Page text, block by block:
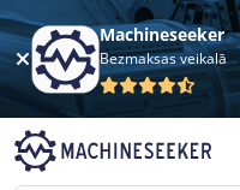
Machineseeker
Bezmaksas veikalā